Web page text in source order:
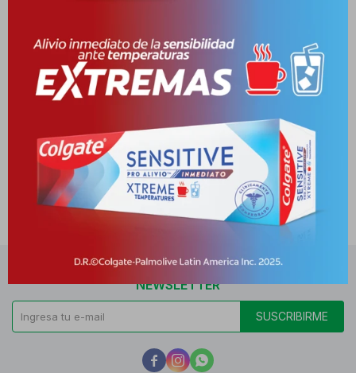
Cambios y Devoluciones
Medios de pago
NEWSLETTER
SUSCRIBIRME
  